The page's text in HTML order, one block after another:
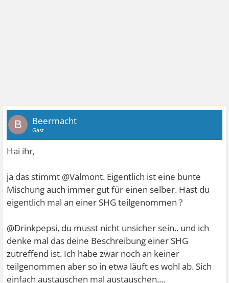
B Beermacht
Gast
Hai ihr,
ja das stimmt @Valmont. Eigentlich ist eine bunte
Mischung auch immer gut für einen selber. Hast du
eigentlich mal an einer SHG teilgenommen ?
@Drinkpepsi, du musst nicht unsicher sein.. und ich
denke mal das deine Beschreibung einer SHG
zutreffend ist. Ich habe zwar noch an keiner
teilgenommen aber so in etwa läuft es wohl ab. Sich
einfach austauschen mal austauschen....